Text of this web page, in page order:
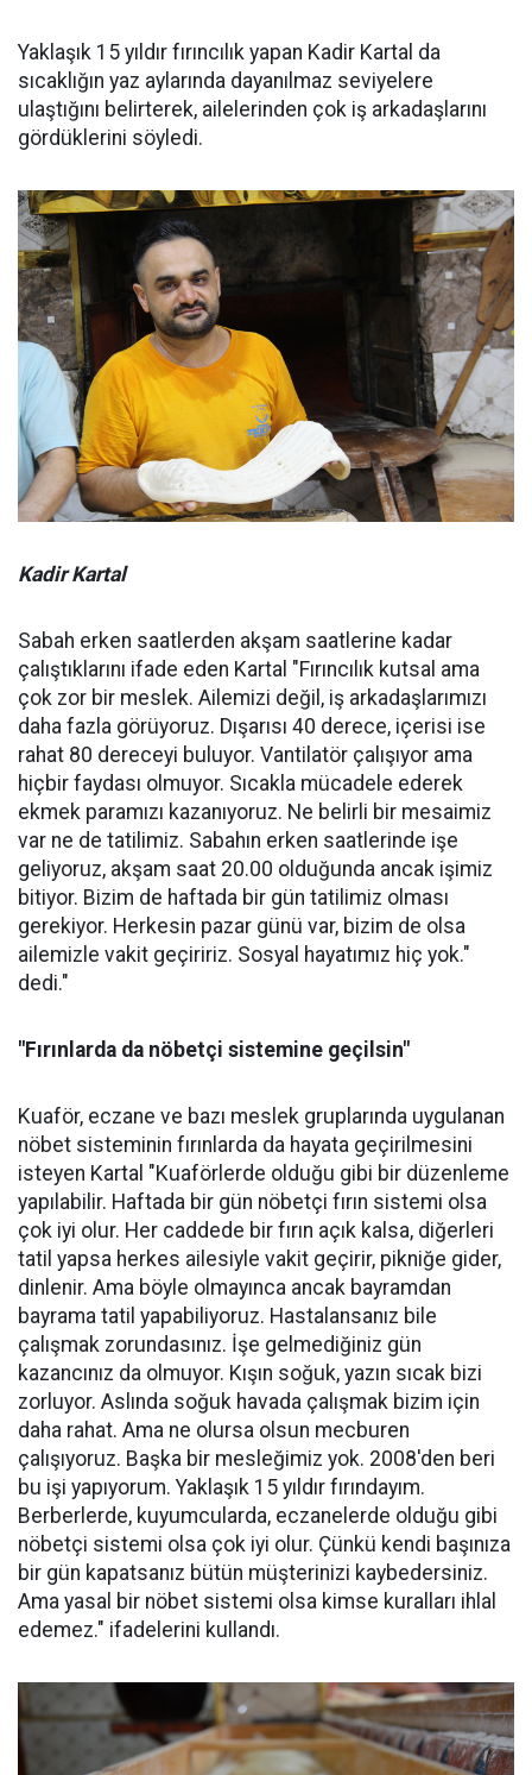
Yaklaşık 15 yıldır fırıncılık yapan Kadir Kartal da
sıcaklığın yaz aylarında dayanılmaz seviyelere
ulaştığını belirterek, ailelerinden çok iş arkadaşlarını
gördüklerini söyledi.
Kadir Kartal
Sabah erken saatlerden akşam saatlerine kadar
çalıştıklarını ifade eden Kartal "Fırıncılık kutsal ama
çok zor bir meslek. Ailemizi değil, iş arkadaşlarımızı
daha fazla görüyoruz. Dışarısı 40 derece, içerisi ise
rahat 80 dereceyi buluyor. Vantilatör çalışıyor ama
hiçbir faydası olmuyor. Sıcakla mücadele ederek
ekmek paramızı kazanıyoruz. Ne belirli bir mesaimiz
var ne de tatilimiz. Sabahın erken saatlerinde işe
geliyoruz, akşam saat 20.00 olduğunda ancak işimiz
bitiyor. Bizim de haftada bir gün tatilimiz olması
gerekiyor. Herkesin pazar günü var, bizim de olsa
ailemizle vakit geçiririz. Sosyal hayatımız hiç yok."
dedi."
"Fırınlarda da nöbetçi sistemine geçilsin"
Kuaför, eczane ve bazı meslek gruplarında uygulanan
nöbet sisteminin fırınlarda da hayata geçirilmesini
isteyen Kartal "Kuaförlerde olduğu gibi bir düzenleme
yapılabilir. Haftada bir gün nöbetçi fırın sistemi olsa
çok iyi olur. Her caddede bir fırın açık kalsa, diğerleri
tatil yapsa herkes ailesiyle vakit geçirir, pikniğe gider,
dinlenir. Ama böyle olmayınca ancak bayramdan
bayrama tatil yapabiliyoruz. Hastalansanız bile
çalışmak zorundasınız. İşe gelmediğiniz gün
kazancınız da olmuyor. Kışın soğuk, yazın sıcak bizi
zorluyor. Aslında soğuk havada çalışmak bizim için
daha rahat. Ama ne olursa olsun mecburen
çalışıyoruz. Başka bir mesleğimiz yok. 2008'den beri
bu işi yapıyorum. Yaklaşık 15 yıldır fırındayım.
Berberlerde, kuyumcularda, eczanelerde olduğu gibi
nöbetçi sistemi olsa çok iyi olur. Çünkü kendi başınıza
bir gün kapatsanız bütün müşterinizi kaybedersiniz.
Ama yasal bir nöbet sistemi olsa kimse kuralları ihlal
edemez." ifadelerini kullandı.